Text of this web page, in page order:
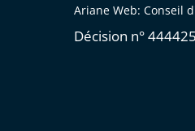
Ariane Web: Conseil
Décision n° 444425